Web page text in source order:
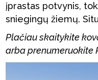
įprastas potvynis,
sniegingų žiemų.
Plačiau skaitykite
arba prenumeruokite